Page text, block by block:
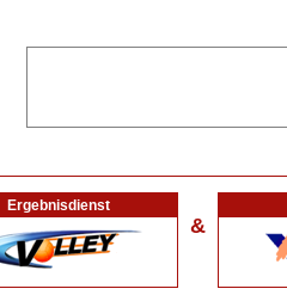
Ergebnisdienst
&